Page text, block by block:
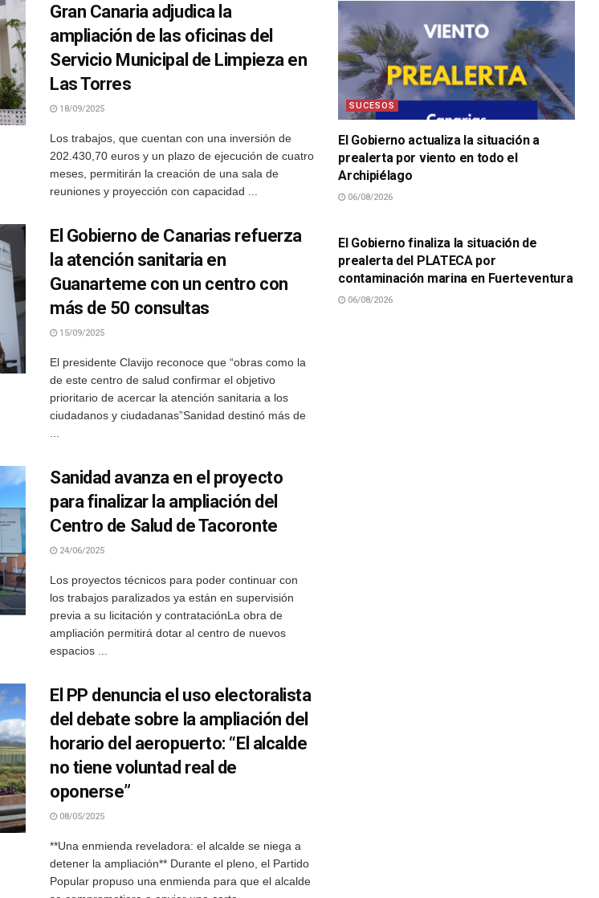
Gran Canaria adjudica la
ampliación de las oficinas del
Servicio Municipal de Limpieza en
Las Torres
18/09/2025
Los trabajos, que cuentan con una inversión de
202.430,70 euros y un plazo de ejecución de cuatro
meses, permitirán la creación de una sala de
reuniones y proyección con capacidad ...
El Gobierno de Canarias refuerza
la atención sanitaria en
Guanarteme con un centro con
más de 50 consultas
15/09/2025
El presidente Clavijo reconoce que “obras como la
de este centro de salud confirmar el objetivo
prioritario de acercar la atención sanitaria a los
ciudadanos y ciudadanas”Sanidad destinó más de
Sanidad avanza en el proyecto
para finalizar la ampliación del
Centro de Salud de Tacoronte
24/06/2025
Los proyectos técnicos para poder continuar con
los trabajos paralizados ya están en supervisión
previa a su licitación y contrataciónLa obra de
ampliación permitirá dotar al centro de nuevos
espacios ...
El PP denuncia el uso electoralista
del debate sobre la ampliación del
horario del aeropuerto: “El alcalde
no tiene voluntad real de
oponerse”
08/05/2025
**Una enmienda reveladora: el alcalde se niega a
detener la ampliación** Durante el pleno, el Partido
Popular propuso una enmienda para que el alcalde
SUCESOS
El Gobierno actualiza la situación a
prealerta por viento en todo el
Archipiélago
06/08/2026
El Gobierno finaliza la situación de
prealerta del PLATECA por
contaminación marina en Fuerteventura
06/08/2026